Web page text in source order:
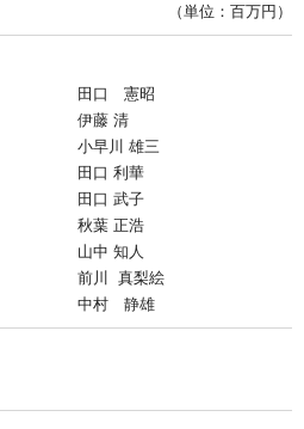
（単位：百万円）
田口 憲昭
伊藤 清
小早川 雄三
田口 利華
田口 武子
秋葉 正浩
山中 知人
前川 真梨絵
中村 静雄